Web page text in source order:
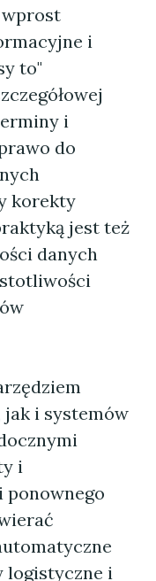
i
to"
i
do
korekty
jest też
danych
jak i systemów
i
logistyczne i